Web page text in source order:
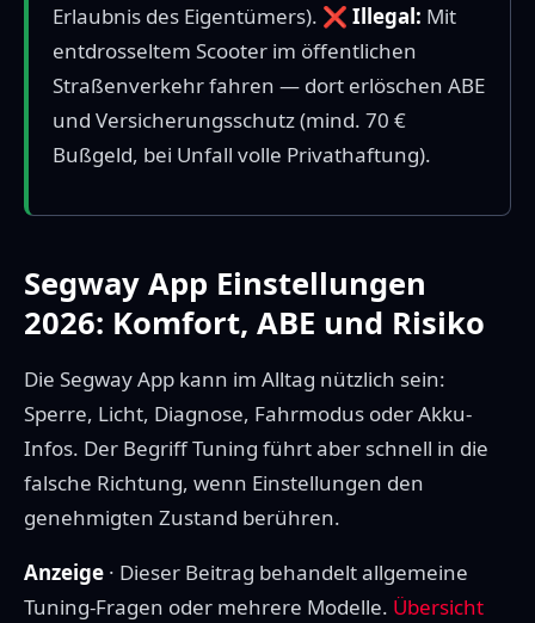
Erlaubnis des Eigentümers). ❌ Illegal: Mit
entdrosseltem Scooter im öffentlichen
Straßenverkehr fahren — dort erlöschen ABE
und Versicherungsschutz (mind. 70 €
Bußgeld, bei Unfall volle Privathaftung).
Segway App Einstellungen
2026: Komfort, ABE und Risiko
Die Segway App kann im Alltag nützlich sein:
Sperre, Licht, Diagnose, Fahrmodus oder Akku-
Infos. Der Begriff Tuning führt aber schnell in die
falsche Richtung, wenn Einstellungen den
genehmigten Zustand berühren.
Anzeige · Dieser Beitrag behandelt allgemeine
Tuning-Fragen oder mehrere Modelle. Übersicht